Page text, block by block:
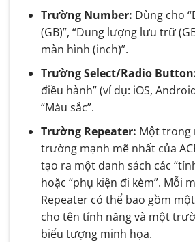
Trường Number: Dùng cho
(GB)”, “Dung lượng lưu trữ
màn hình (inch)”.
Trường Select/Radio
điều hành” (ví dụ: iOS,
“Màu sắc”.
Trường Repeater: Một trong
trường mạnh mẽ nhất của
tạo ra một danh sách các
hoặc “phụ kiện đi kèm”. Mỗi
Repeater có thể bao gồm
cho tên tính năng và một
biểu tượng minh họa.